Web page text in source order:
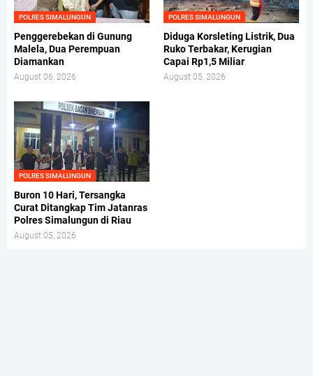
POLRES SIMALUNGUN
Penggerebekan di Gunung
Malela, Dua Perempuan
Diamankan
August 06, 2026
POLRES SIMALUNGUN
Diduga Korsleting Listrik, Dua
Ruko Terbakar, Kerugian
Capai Rp1,5 Miliar
August 05, 2026
POLRES SIMALUNGUN
Buron 10 Hari, Tersangka
Curat Ditangkap Tim Jatanras
Polres Simalungun di Riau
August 05, 2026